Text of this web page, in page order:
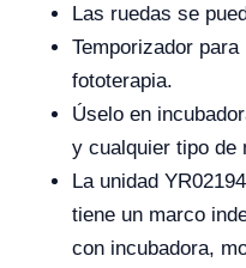
Las ruedas se
Temporizador
fototerapia.
Úselo en
y cualquier tipo de
La unidad
tiene un marco
con incubadora,